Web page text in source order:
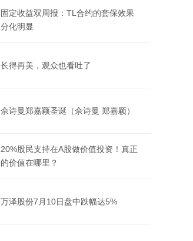
固定收益双周报：TL合约的套保效果
分化明显
长得再美，观众也看吐了
佘诗曼郑嘉颖圣诞（佘诗曼 郑嘉颖）
20%股民支持在A股做价值投资！真正
的价值在哪里？
万泽股份7月10日盘中跌幅达5%